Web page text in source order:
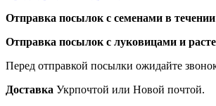
Отправка посылок с семенами в течении
Отправка посылок с луковицами и
Перед отправкой посылки ожидайте
Доставка Укрпочтой или Новой почтой.